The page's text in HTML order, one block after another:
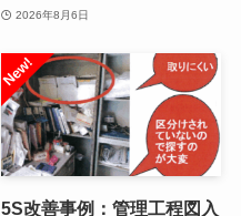
2026年8月6日
5S改善事例：管理工程図入